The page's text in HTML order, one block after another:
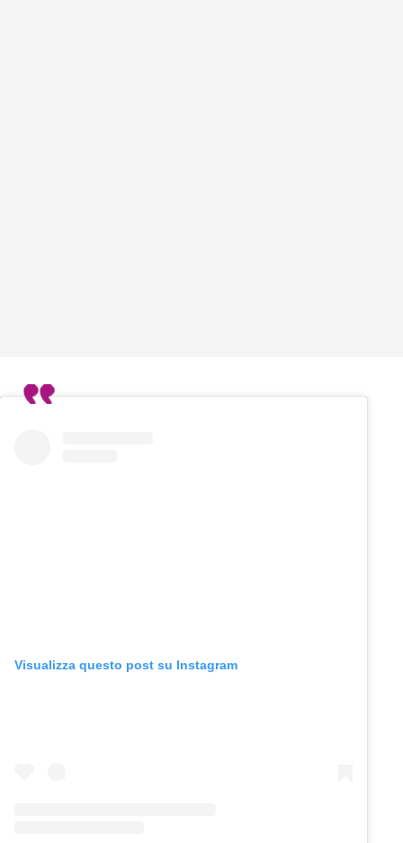
Visualizza questo post su Instagram